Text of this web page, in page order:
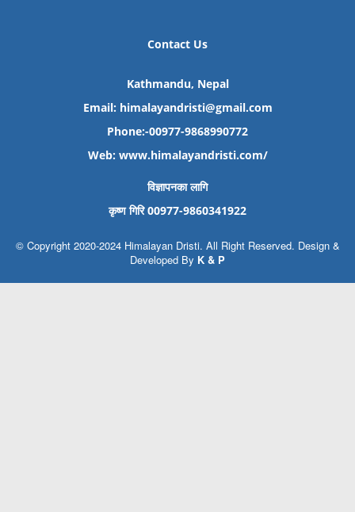
Contact Us
Kathmandu, Nepal
Email: himalayandristi@gmail.com
Phone:-00977-9868990772
Web: www.himalayandristi.com/
विज्ञापनका लागि
कृष्ण गिरि 00977-9860341922
© Copyright 2020-2024 Himalayan Dristi. All Right Reserved. Design &
Developed By K & P